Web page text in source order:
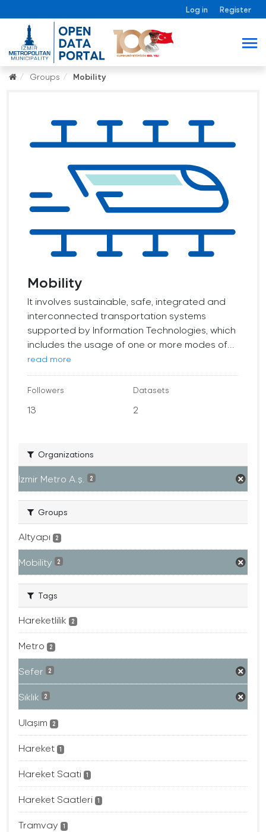
Log in Register
Groups Mobility
Mobility
It involves sustainable, safe, integrated and
interconnected transportation systems
supported by Information Technologies, which
includes the usage of one or more modes of...
read more
Followers
13
Datasets
2
Organizations
İzmir Metro A.ş. 2
Groups
Altyapı 2
Mobility 2
Tags
Hareketlilik 2
Metro 2
Sefer 2
Sıklık 2
Ulaşım 2
Hareket 1
Hareket Saati 1
Hareket Saatleri 1
Tramvay 1